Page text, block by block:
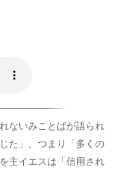
ないみことばが語られ
た」、つまり「多くの
主イエスは「信用され